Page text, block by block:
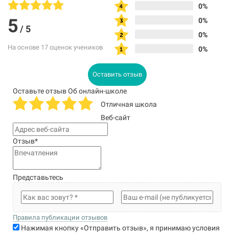
5/ 5
На основе 17 оценок учеников
0%
0%
0%
0%
Оставить отзыв
Оставьте отзыв Об онлайн-школе
Отличная школа
Веб-сайт
Отзыв*
Представьтесь
Правила публикации отзывов
Нажимая кнопку «Отправить отзыв», я принимаю условия